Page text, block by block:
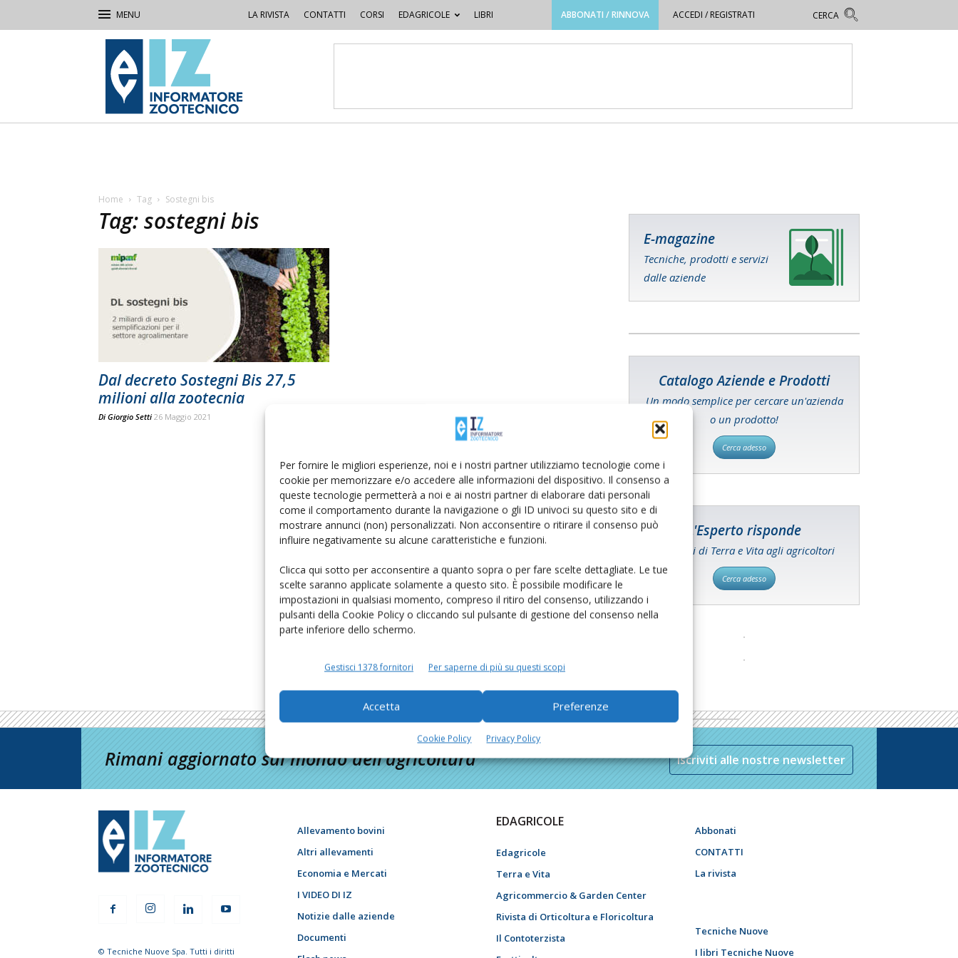
Per fornire le migliori esperienze, noi e i nostri partner utilizziamo tecnologie come i
cookie per memorizzare e/o accedere alle informazioni del dispositivo. Il consenso a
queste tecnologie permetterà a noi e ai nostri partner di elaborare dati personali
come il comportamento durante la navigazione o gli ID univoci su questo sito e di
mostrare annunci (non) personalizzati. Non acconsentire o ritirare il consenso può
influire negativamente su alcune caratteristiche e funzioni.
Clicca qui sotto per acconsentire a quanto sopra o per fare scelte dettagliate. Le tue
scelte saranno applicate solamente a questo sito. È possibile modificare le
impostazioni in qualsiasi momento, compreso il ritiro del consenso, utilizzando i
pulsanti della Cookie Policy o cliccando sul pulsante di gestione del consenso nella
parte inferiore dello schermo.
Gestisci 1378 fornitori Per saperne di più su questi scopi
Accetta Preferenze
Cookie Policy Privacy Policy
LA RIVISTA CONTATTI CORSI EDAGRICOLE LIBRI ABBONATI / RINNOVA ACCEDI / REGISTRATI
IZ
Informatore
Zootecnico
Home Tag Sostegni bis
Tag: sostegni bis
Dal decreto Sostegni Bis 27,5
milioni alla zootecnia
Di Giorgio Setti 26 Maggio 2021
E-magazine
Tecniche, prodotti e servizi
dalle aziende
Catalogo Aziende e Prodotti
Un modo semplice per cercare un'azienda
o un prodotto!
Cerca adesso
L'Esperto risponde
I consigli di Terra e Vita agli agricoltori
Cerca adesso
Rimani aggiornato sul mondo dell’agricoltura Iscriviti alle nostre newsletter
© Tecniche Nuove Spa. Tutti i diritti
Allevamento bovini
Altri allevamenti
Economia e Mercati
I VIDEO DI IZ
Notizie dalle aziende
Documenti
EDAGRICOLE
Edagricole
Terra e Vita
Agricommercio & Garden Center
Rivista di Orticoltura e Floricoltura
Il Contoterzista
Abbonati
CONTATTI
La rivista
Tecniche Nuove
I libri Tecniche Nuove